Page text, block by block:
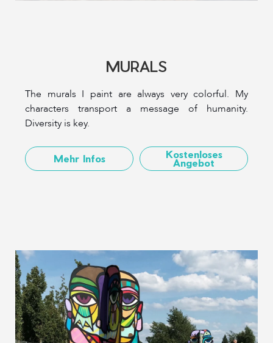
MURALS
The murals I paint are always very colorful. My
characters transport a message of humanity.
Diversity is key.
Mehr Infos Kostenloses
Angebot